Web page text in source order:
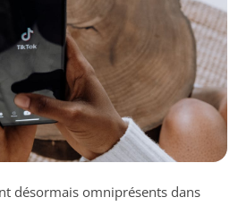
désormais omniprésents dans